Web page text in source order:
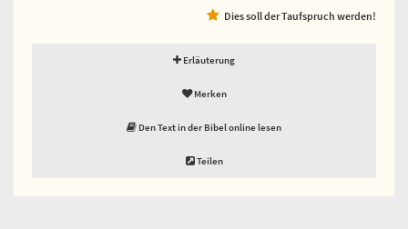
Dies soll der Taufspruch werden!
Erläuterung
Merken
Den Text in der Bibel online lesen
Teilen